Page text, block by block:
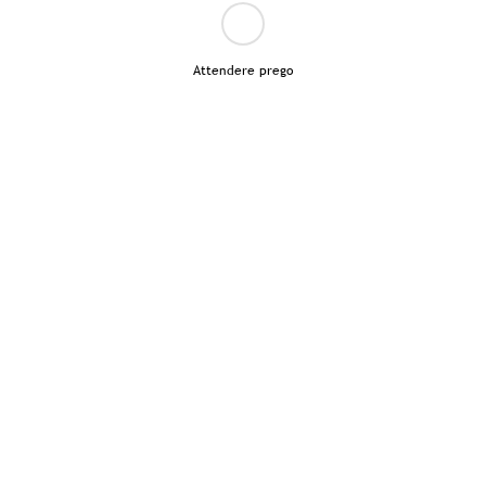
Attendere prego